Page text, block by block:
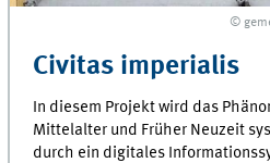
©
Civitas imperialis
In diesem Projekt wird das
Mittelalter und Früher Neuzeit
durch ein digitales